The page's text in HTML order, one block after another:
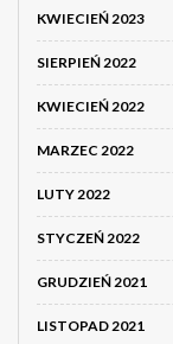
KWIECIEŃ 2023
SIERPIEŃ 2022
KWIECIEŃ 2022
MARZEC 2022
LUTY 2022
STYCZEŃ 2022
GRUDZIEŃ 2021
LISTOPAD 2021